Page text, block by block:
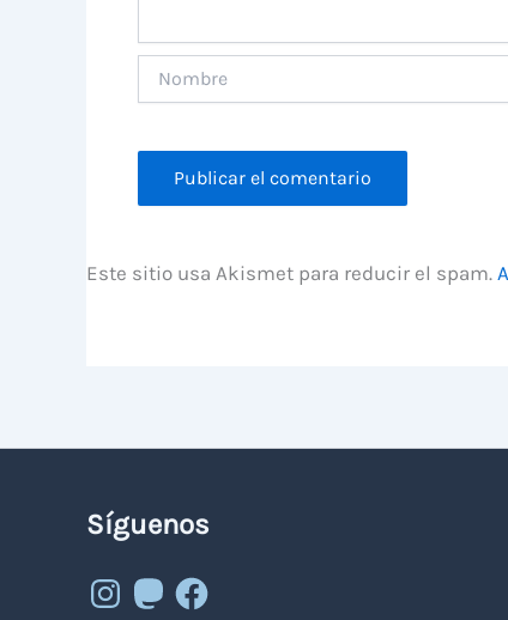
Este sitio usa Akismet para reducir el spam.
Síguenos
Instagram
MastodonFacebook